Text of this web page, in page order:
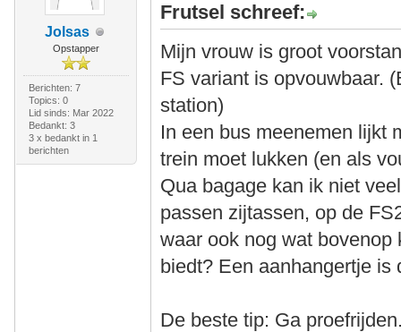
Jolsas
Opstapper
Berichten: 7
Topics: 0
Lid sinds: Mar 2022
Bedankt: 3
3 x bedankt in 1
berichten
Frutsel schreef:
Mijn vrouw is groot
FS variant is opvouwbaar.
station)
In een bus meenemen lijkt
trein moet lukken (en als
Qua bagage kan ik niet
passen zijtassen, op de
waar ook nog wat
biedt? Een aanhangertje is
De beste tip: Ga